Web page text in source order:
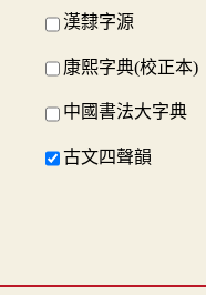
漢隸字源
康熙字典(校正本)
中國書法大字典
古文四聲韻